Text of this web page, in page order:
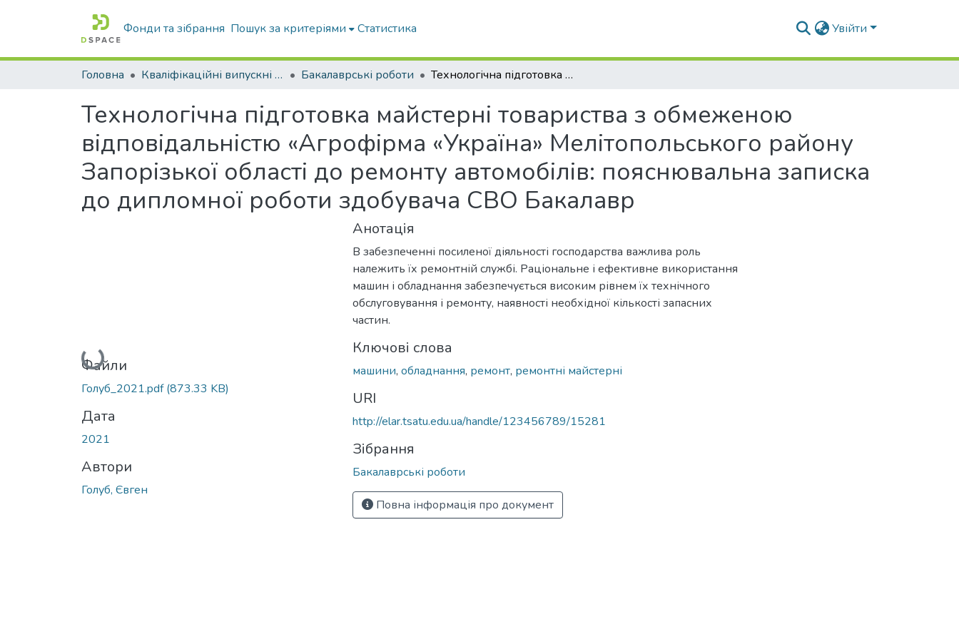
Фонди та зібрання Пошук за критеріями Статистика Увійти
Головна Кваліфікаційні випускні роботи бакалаврів і магістрів Бакалаврські роботи Технологічна підготовка майстерні товариства з обмеженою відповідальністю «Агрофірма «Україна» Мелітопольського району Запорізької області до ремонту автомобілів: пояснювальна записка до дипломної роботи здобувача СВО Бакалавр
Технологічна підготовка майстерні товариства з обмеженою
відповідальністю «Агрофірма «Україна» Мелітопольського району
Запорізької області до ремонту автомобілів: пояснювальна записка
до дипломної роботи здобувача СВО Бакалавр
Вантажиться...
Файли
Голуб_2021.pdf(873.33 KB)
Дата
2021
Автори
Голуб, Євген
Анотація
В забезпеченні посиленої діяльності господарства важлива роль
належить їх ремонтній службі. Раціональне і ефективне використання
машин і обладнання забезпечується високим рівнем їх технічного
обслуговування і ремонту, наявності необхідної кількості запасних
частин.
Ключові слова
машини, обладнання, ремонт, ремонтні майстерні
URI
http://elar.tsatu.edu.ua/handle/123456789/15281
Зібрання
Бакалаврські роботи
Повна інформація про документ